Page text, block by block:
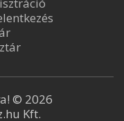
© 2026
Kft.